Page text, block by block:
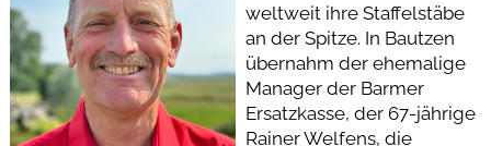
weltweit ihre Staffelstäbe
an der Spitze. In Bautzen
übernahm der ehemalige
Manager der Barmer
Ersatzkasse, der 67-jährige
Rainer Welfens, die